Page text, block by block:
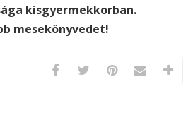
kisgyermekkorban.
mesekönyvedet!